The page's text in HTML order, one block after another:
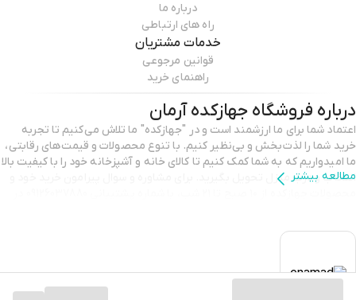
درباره ما
راه های ارتباطی
خدمات مشتریان
قوانین مرجوعی
راهنمای خرید
درباره فروشگاه جهازکده آرمان
اعتماد شما برای ما ارزشمند است و در "جهازکده" ما تلاش می‌کنیم تا تجربه
خرید شما را لذت‌بخش و بی‌نظیر کنیم. با تنوع محصولات و قیمت‌های رقابتی،
ما امیدواریم که به شما کمک کنیم تا کالای خانه و آشپزخانه خود را با کیفیت بالا
مطالعه بیشتر